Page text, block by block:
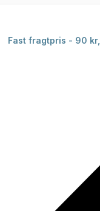
Fast fragtpris - 90